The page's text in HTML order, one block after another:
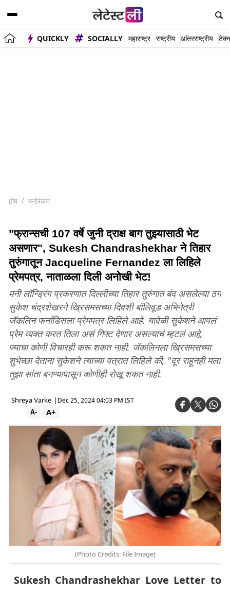
QUICKLY SOCIALLY महाराष्ट्र राष्ट्रीय आंतरराष्ट्रीय
होम मनोरंजन
"फ्रान्सची 107 वर्षे जुनी द्राक्ष बाग तुझ्यासाठी भेट
असणार", Sukesh Chandrashekhar ने तिहार
तुरुंगातून Jacqueline Fernandez ला लिहिले
प्रेमपत्र, नाताळला दिली अनोखी भेट!
मनी लॉन्ड्रिंग प्रकरणात दिल्लीच्या तिहार तुरुंगात बंद असलेल्या ठग
सुकेश चंद्रशेखरने ख्रिसमसच्या दिवशी बॉलिवूड अभिनेत्री
जॅकलिन फर्नांडिसला प्रेमपत्र लिहिले आहे. यावेळी सुकेशने आपलं
प्रेम व्यक्त करत तिला असं गिफ्ट देणार असल्याचं म्हटलं आहे,
ज्याचा कोणी विचारही करू शकत नाही. जॅकलिनला ख्रिसमसच्या
शुभेच्छा देताना सुकेशने त्याच्या पत्रात लिहिले की, "दूर राहूनही मला
तुझा सांता बनण्यापासून कोणीही रोखू शकत नाही.
Shreya Varke | Dec 25, 2024 04:03 PM IST
A+
A-
(Photo Credits: File Image)
Sukesh Chandrashekhar Love Letter to